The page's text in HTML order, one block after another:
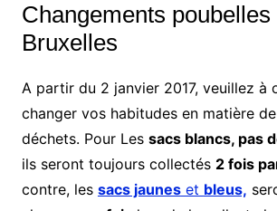
Changements
Bruxelles
A partir du 2 janvier 2017, veuillez à
changer vos habitudes en matière
déchets. Pour Les sacs blancs, pas
ils seront toujours collectés 2 fois
contre, les sacs jauneset bleus,